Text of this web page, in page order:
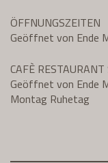
ÖFFNUNGSZEITEN
Geöffnet von Ende
CAFÈ
Geöffnet von Ende
Montag Ruhetag